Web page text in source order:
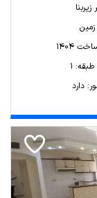
1404
1
دارد